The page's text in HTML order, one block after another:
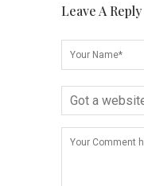
Leave A Reply